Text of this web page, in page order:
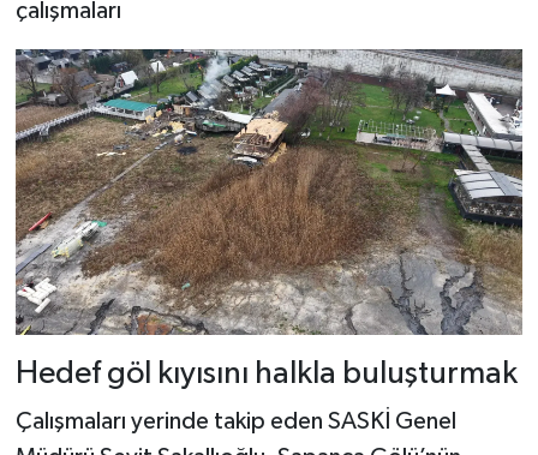
çalışmaları
Hedef göl kıyısını halkla buluşturmak
Çalışmaları yerinde takip eden SASKİ Genel